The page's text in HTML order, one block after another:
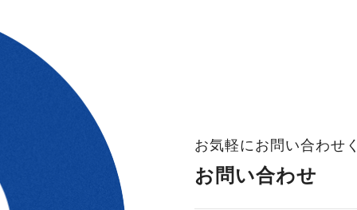
お気軽にお問い合わせ
お問い合わせ